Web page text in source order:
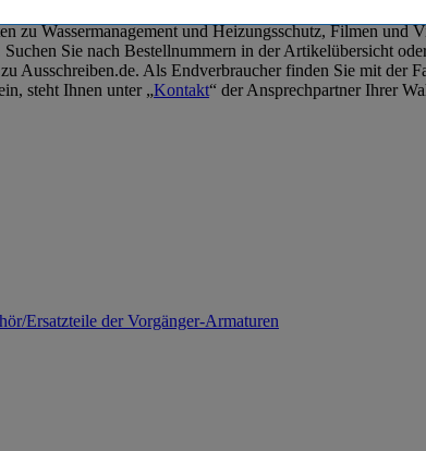
zu Wassermanagement und Heizungsschutz, Filmen
Sie nach Bestellnummern in der Artikelübersicht
Ausschreiben.de. Als Endverbraucher finden Sie mit der
steht Ihnen unter „Kontakt“ der Ansprechpartner Ihrer
Ersatzteile der Vorgänger-Armaturen